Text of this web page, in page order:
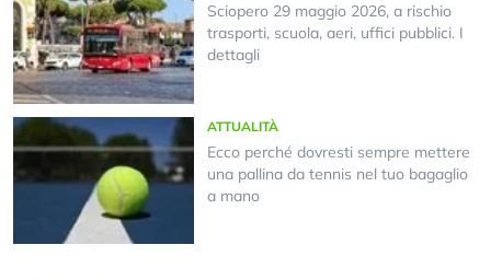
Sciopero 29 maggio 2026, a rischio
trasporti, scuola, aeri, uffici pubblici. I
dettagli
ATTUALITÀ
Ecco perché dovresti sempre mettere
una pallina da tennis nel tuo bagaglio
a mano